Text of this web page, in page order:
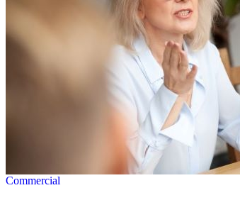
Commercial